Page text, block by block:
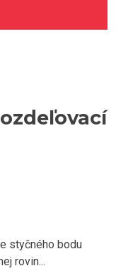
styčného bodu
rovin...